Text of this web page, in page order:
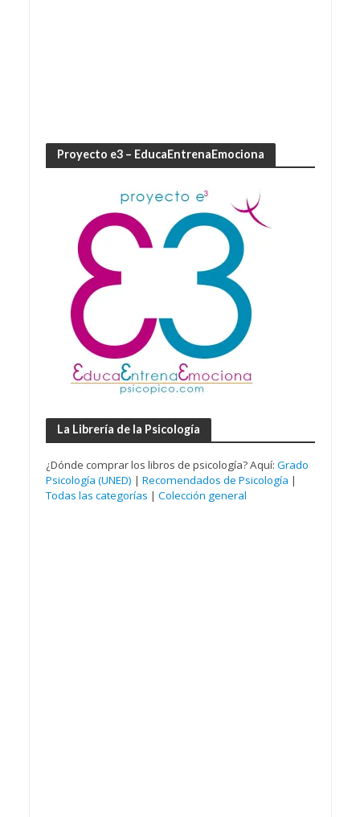
Proyecto e3 – EducaEntrenaEmociona
La Librería de la Psicología
¿Dónde comprar los libros de psicología? Aquí: Grado
Psicología (UNED) | Recomendados de Psicología |
Todas las categorías | Colección general